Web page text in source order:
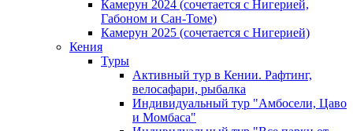
Камерун 2024 (сочетается с Нигерией,
Габоном и Сан-Томе)
Камерун 2025 (сочетается с Нигерией)
Кения
Туры
Активный тур в Кении. Рафтинг,
велосафари, рыбалка
Индивидуальный тур "Амбосели, Цаво
и Момбаса"